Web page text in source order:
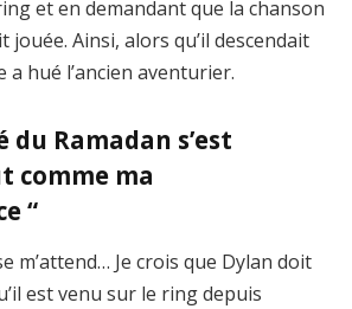
et en demandant que la chanson
jouée. Ainsi, alors qu’il descendait
a hué l’ancien aventurier.
du Ramadan s’est
comme ma
“
m’attend… Je crois que Dylan doit
est venu sur le ring depuis